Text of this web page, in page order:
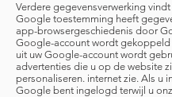
Verdere gegevensverwerking
Google toestemming heeft
app-browsergeschiedenis door
Google-account wordt
uit uw Google-account wordt
advertenties die u op de website
personaliseren. internet zie. Als u
Google bent ingelogd terwijl u